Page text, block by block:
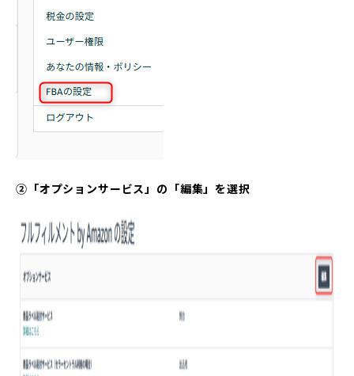
②「オプションサービス」の「編集」を選択